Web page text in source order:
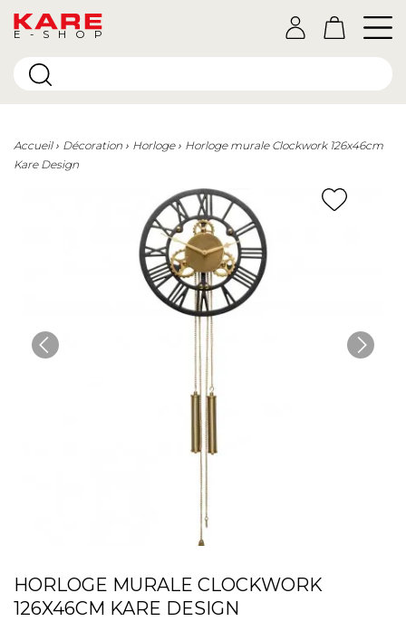
E-SHOP
Accueil Décoration Horloge
Horloge murale Clockwork 126x46cm
Kare Design
HORLOGE MURALE CLOCKWORK
126X46CM KARE DESIGN